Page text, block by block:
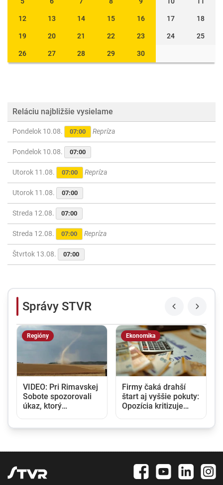
12 13 14 15 16 17 18
19 20 21 22 23 24 25
26 27 28 29 30
Reláciu najbližšie vysielame
Pondelok 10.08. 07:00 Repríza
Pondelok 10.08. 07:00
Utorok 11.08. 07:00 Repríza
Utorok 11.08. 07:00
Streda 12.08. 07:00
Streda 12.08. 07:00 Repríza
Štvrtok 13.08. 07:00
Správy STVR
Regióny
VIDEO: Pri Rimavskej
Sobote spozorovali
úkaz, ktorý
Ekonomika
Firmy čaká drahší
štart aj vyššie pokuty:
Opozícia kritizuje